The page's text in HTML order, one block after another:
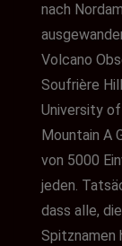
nach
Volcano
Soufrière
University
Mountain A
von 5000
jeden.
dass alle,
Spitznamen